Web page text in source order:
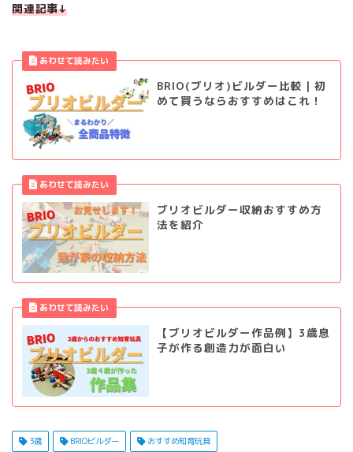
関連記事↓
BRIO(ブリオ)ビルダー比較｜初
めて買うならおすすめはこれ！
ブリオビルダー収納おすすめ方
法を紹介
【ブリオビルダー作品例】3歳息
子が作る創造力が面白い
3歳 BRIOビルダー おすすめ知育玩具